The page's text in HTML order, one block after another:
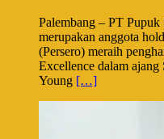
Palembang – PT
merupakan anggota
(Persero) meraih
Excellence dalam
Young […]